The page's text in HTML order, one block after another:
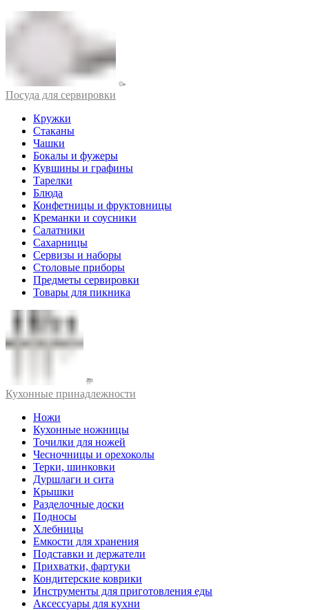
Посуда для сервировки
Кружки
Стаканы
Чашки
Бокалы и фужеры
Кувшины и графины
Тарелки
Блюда
Конфетницы и фруктовницы
Креманки и соусники
Салатники
Сахарницы
Сервизы и наборы
Столовые приборы
Предметы сервировки
Товары для пикника
Кухонные принадлежности
Ножи
Кухонные ножницы
Точилки для ножей
Чесночницы и орехоколы
Терки, шинковки
Дуршлаги и сита
Крышки
Разделочные доски
Подносы
Хлебницы
Емкости для хранения
Подставки и держатели
Прихватки, фартуки
Кондитерские коврики
Инструменты для приготовления еды
Аксессуары для кухни